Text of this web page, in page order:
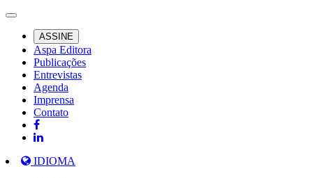
ASSINE
Aspa Editora
Publicações
Entrevistas
Agenda
Imprensa
Contato
IDIOMA